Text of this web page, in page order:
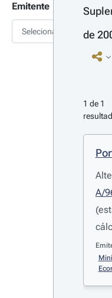
Emitente
Selecionar
de
1 de 1
A/